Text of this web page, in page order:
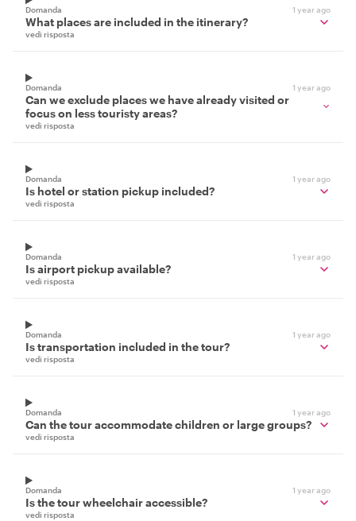
Domanda 1 year ago
What places are included in the itinerary?
vedi risposta
Domanda 1 year ago
Can we exclude places we have already visited or
focus on less touristy areas?
vedi risposta
Domanda 1 year ago
Is hotel or station pickup included?
vedi risposta
Domanda 1 year ago
Is airport pickup available?
vedi risposta
Domanda 1 year ago
Is transportation included in the tour?
vedi risposta
Domanda 1 year ago
Can the tour accommodate children or large groups?
vedi risposta
Domanda 1 year ago
Is the tour wheelchair accessible?
vedi risposta